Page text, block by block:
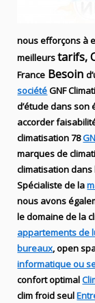
nous efforçons à
meilleurstarifs,
France Besoin
sociétéGNF
d’étude dans
accorder
climatisation 78
marques de
climatisation dans
Spécialiste dela
nous avons
le domaine de la
appartements de
bureaux, open
informatique ou
confort optimal
climfroid seul